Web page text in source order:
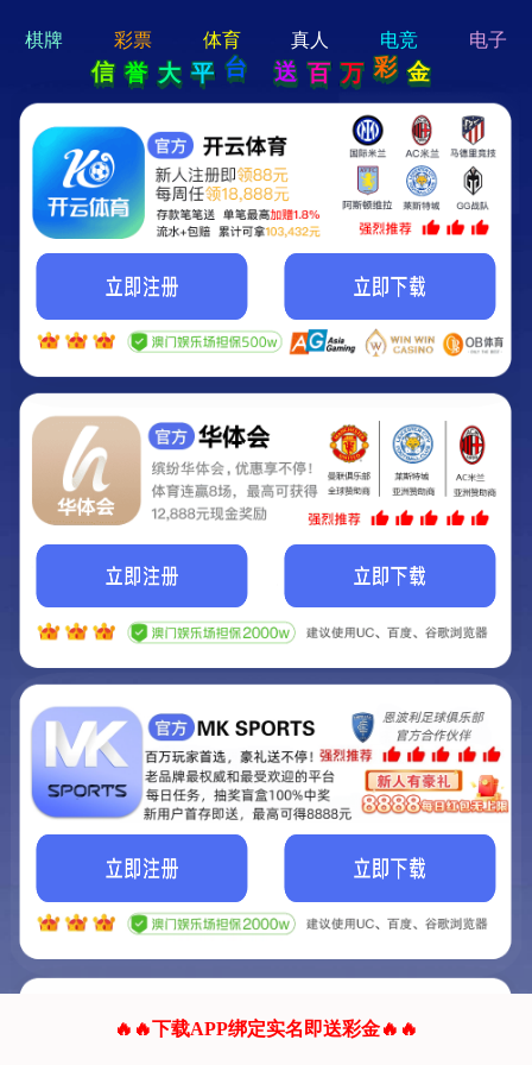
hi 💗
Hey Guys!
我们即将上线啦...
我们的网站正在建设.
它将是非常棒的网站.
联系我们!